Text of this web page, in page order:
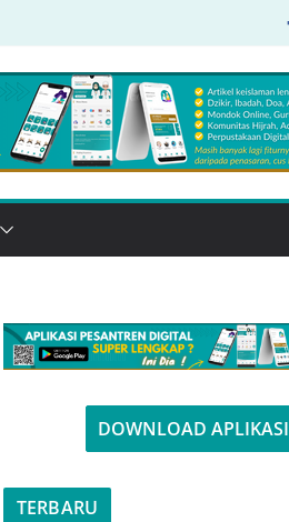
DOWNLOAD APLIKASI
TERBARU